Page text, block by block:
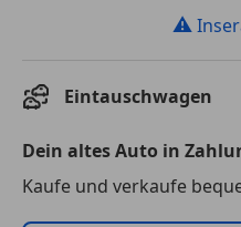
⚠
Eintauschwagen
Dein altes Auto in
Kaufe und verkaufe